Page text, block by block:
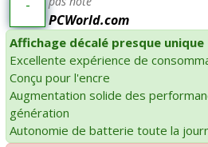
-
PCWorld.com
Affichage décalé presque unique
Excellente expérience de
Conçu pour l'encre
Augmentation solide des
génération
Autonomie de batterie toute la